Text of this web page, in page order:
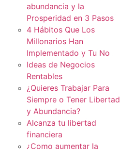
abundancia y la
Prosperidad en 3 Pasos
4 Hábitos Que Los
Millonarios Han
Implementado y Tu No
Ideas de Negocios
Rentables
¿Quieres Trabajar Para
Siempre o Tener Libertad
y Abundancia?
Alcanza tu libertad
financiera
¿Como aumentar la